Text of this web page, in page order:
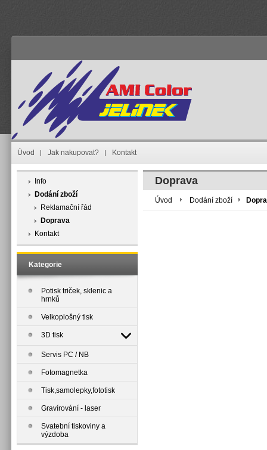
Úvod Jak nakupovat? Kontakt
Info
Dodání zboží
Reklamační řád
Doprava
Kontakt
Kategorie
Potisk triček, sklenic a
hrnků
Velkoplošný tisk
3D tisk
Servis PC / NB
Fotomagnetka
Tisk,samolepky,fototisk
Gravírování - laser
Svatební tiskoviny a
výzdoba
Doprava
Úvod Dodání zboží